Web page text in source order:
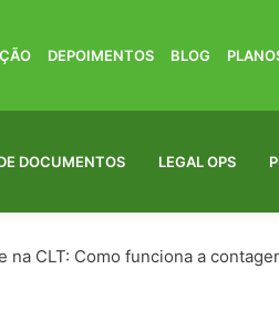
DEPOIMENTOS BLOG
DOCUMENTOS LEGAL OPS
na CLT: Como funciona a